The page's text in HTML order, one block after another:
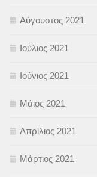
Αύγουστος 2021
Ιούλιος 2021
Ιούνιος 2021
Μάιος 2021
Απρίλιος 2021
Μάρτιος 2021